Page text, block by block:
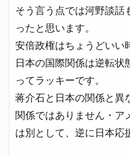
そう言う点では河野談話
ったと思います。
安倍政権はちょうどいい
日本の国際関係は逆転
ってラッキーです。
蒋介石と日本の関係と異
関係ではありません・ア
は別として、逆に日本応